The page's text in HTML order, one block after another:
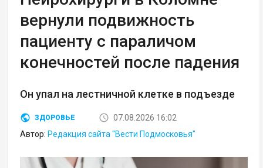
вернули подвижность
пациенту с параличом
конечностей после падения
Он упал на лестничной клетке в подъезде
ЗДОРОВЬЕ
07.08.2026 16:02
Автор: Редакция сайта "Вести Подмосковья"